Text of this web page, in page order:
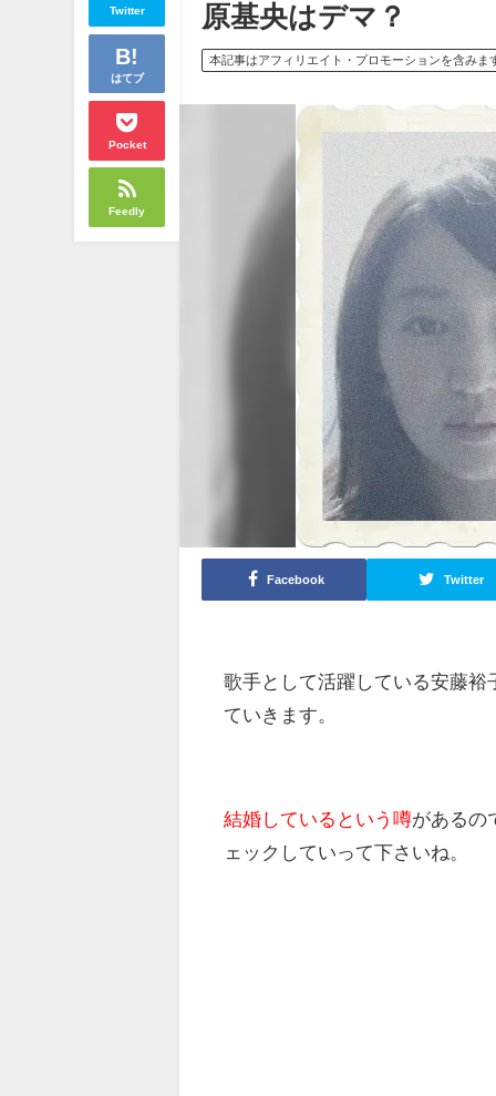
Twitter
はてブ
Pocket
Feedly
原基央はデマ？
本記事はアフィリエイト・プロモーションを含みま
Facebook Twitter
歌手として活躍している安藤裕
ていきます。
結婚しているという噂があるの
ェックしていって下さいね。